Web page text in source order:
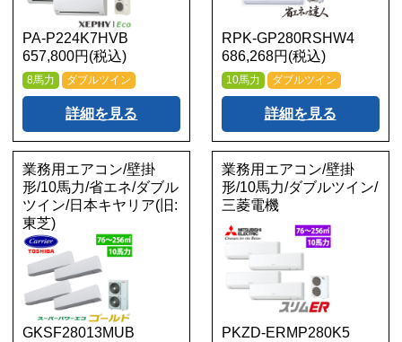
PA-P224K7HVB
657,800円(税込)
8馬力 ダブルツイン
詳細を見る
RPK-GP280RSHW4
686,268円(税込)
10馬力 ダブルツイン
詳細を見る
業務用エアコン/壁掛
形/10馬力/省エネ/ダブル
ツイン/日本キヤリア(旧:
東芝)
GKSF28013MUB
業務用エアコン/壁掛
形/10馬力/ダブルツイン/
三菱電機
PKZD-ERMP280K5